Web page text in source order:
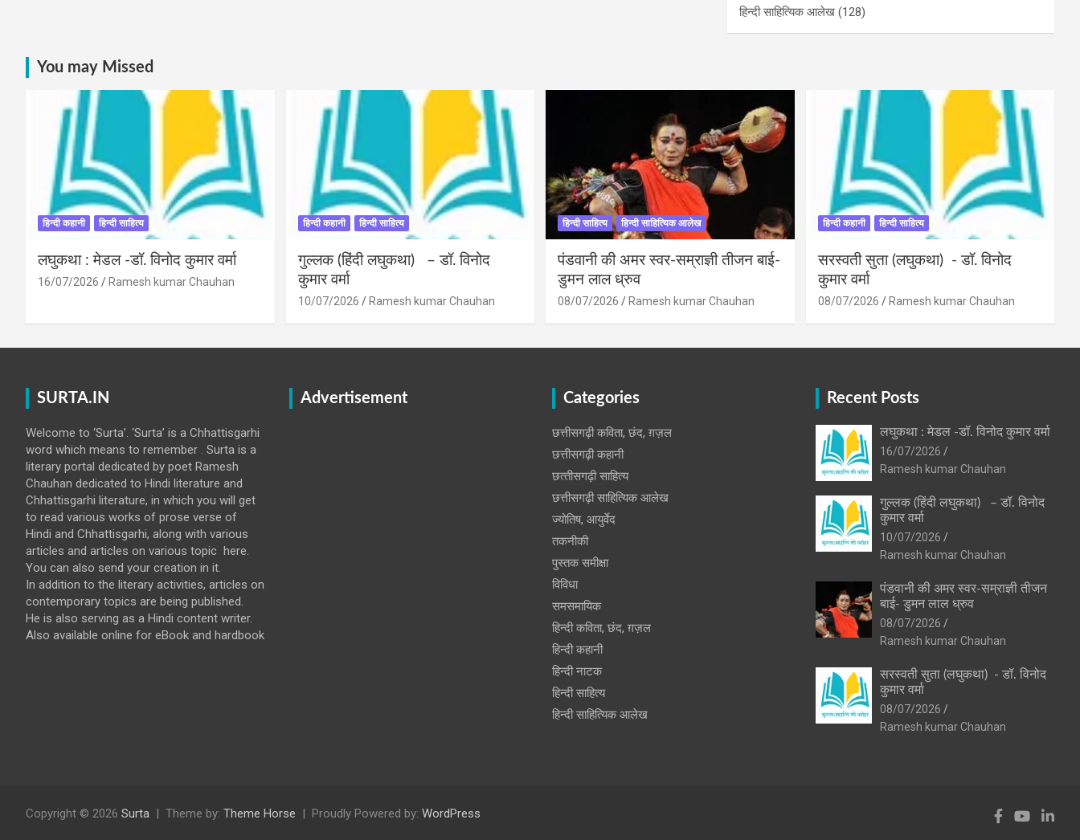
हिन्दी साहित्यिक आलेख (128)
You may Missed
हिन्दी कहानी हिन्दी साहित्य
लघुकथा : मेडल -डॉ. विनोद कुमार वर्मा
16/07/2026 Ramesh kumar Chauhan
हिन्दी कहानी हिन्दी साहित्य
गुल्लक (हिंदी लघुकथा) – डॉ. विनोद
कुमार वर्मा
10/07/2026 Ramesh kumar Chauhan
हिन्दी साहित्य हिन्दी साहित्यिक आलेख
पंडवानी की अमर स्वर-सम्राज्ञी तीजन बाई-
डुमन लाल ध्रुव
08/07/2026 Ramesh kumar Chauhan
हिन्दी कहानी हिन्दी साहित्य
सरस्वती सुता (लघुकथा) ​- डॉ. विनोद
कुमार वर्मा
08/07/2026 Ramesh kumar Chauhan
SURTA.IN
Welcome to ‘Surta’. ‘Surta’ is a Chhattisgarhi
word which means to remember . Surta is a
literary portal dedicated by poet Ramesh
Chauhan dedicated to Hindi literature and
Chhattisgarhi literature, in which you will get
to read various works of prose verse of
Hindi and Chhattisgarhi, along with various
articles and articles on various topic here.
You can also send your creation in it.
In addition to the literary activities, articles on
contemporary topics are being published.
He is also serving as a Hindi content writer.
Also available online for eBook and hardbook
Advertisement Categories
छत्तीसगढ़ी कविता, छंद, ग़ज़ल
छत्तीसगढ़ी कहानी
छत्‍तीसगढ़ी साहित्‍य
छत्तीसगढ़ी साहित्यिक आलेख
ज्योतिष, आयुर्वेद
तकनीकी
पुस्‍तक समीक्षा
विविधा
समसमायिक
हिन्दी कविता, छंद, ग़ज़ल
हिन्दी कहानी
हिन्‍दी नाटक
हिन्दी साहित्य
हिन्दी साहित्यिक आलेख
Recent Posts
लघुकथा : मेडल -डॉ. विनोद कुमार वर्मा
16/07/2026
Ramesh kumar Chauhan
गुल्लक (हिंदी लघुकथा) – डॉ. विनोद
कुमार वर्मा
10/07/2026
Ramesh kumar Chauhan
पंडवानी की अमर स्वर-सम्राज्ञी तीजन
बाई- डुमन लाल ध्रुव
08/07/2026
Ramesh kumar Chauhan
सरस्वती सुता (लघुकथा) ​- डॉ. विनोद
कुमार वर्मा
08/07/2026
Ramesh kumar Chauhan
Copyright © 2026 Surta Theme by: Theme Horse Proudly Powered by: WordPress